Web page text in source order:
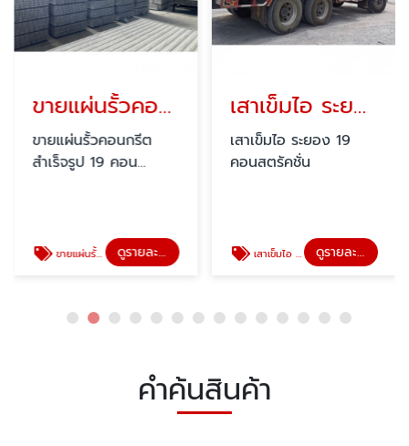
ขายแผ่นรั้วคอนกรีตสำเร็จรูป
ขายแผ่นรั้วคอนกรีต
สำเร็จรูป 19 คอน
ขายแผ่นรั้วคอนกรีตสำเร็จรูป ดูรายละเอียด
เสาเข็มไอ ระยอง
เสาเข็มไอ ระยอง 19
คอนสตรัคชั่น
เสาเข็มไอ ระยอง ดูรายละเอียด
คำค้นสินค้า